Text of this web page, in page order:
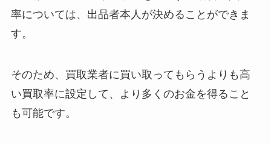
率については、出品者本人が決めることができま
す。
そのため、買取業者に買い取ってもらうよりも高
い買取率に設定して、より多くのお金を得ること
も可能です。